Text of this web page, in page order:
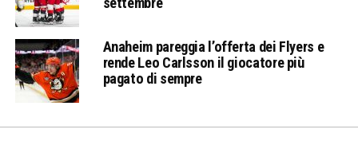
Anaheim pareggia l’offerta dei Flyers e
rende Leo Carlsson il giocatore più
pagato di sempre